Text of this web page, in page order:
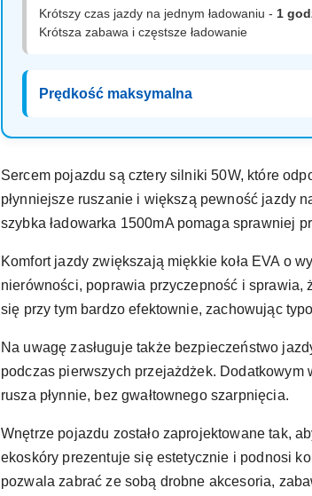
Krótszy czas jazdy na jednym ładowaniu - 1
Krótsza zabawa i częstsze ładowanie
Prędkość maksymalna
Sercem pojazdu są cztery silniki 50W, które
płynniejsze ruszanie i większą pewność jazdy
szybka ładowarka 1500mA pomaga sprawniej
Komfort jazdy zwiększają miękkie koła EVA o
nierówności, poprawia przyczepność i sprawia,
się przy tym bardzo efektownie, zachowując
Na uwagę zasługuje także bezpieczeństwo
podczas pierwszych przejażdżek.
rusza płynnie, bez gwałtownego szarpnięcia.
Wnętrze pojazdu zostało zaprojektowane tak,
ekoskóry prezentuje się estetycznie i podnosi
pozwala zabrać ze sobą drobne akcesoria,